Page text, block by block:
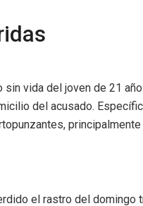
sin vida del joven de 21
del acusado.
el rastro del domingo